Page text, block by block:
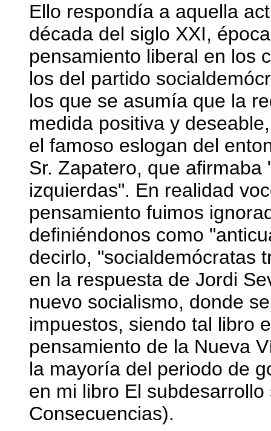
Ello respondía a aquella
década del siglo XXI,
pensamiento liberal en los
los del partido
los que se asumía que la
medida positiva y
el famoso eslogan del
Sr. Zapatero, que
izquierdas". En realidad
pensamiento fuimos
definiéndonos como
decirlo, "socialdemócratas
en la respuesta de Jordi
nuevo socialismo, donde
impuestos, siendo tal libro
pensamiento de la Nueva
la mayoría del periodo de
en mi libro El
Consecuencias).